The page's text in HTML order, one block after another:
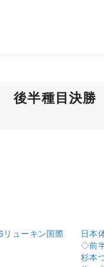
後半種目決
ューキン国際
日本
◇前
杉本